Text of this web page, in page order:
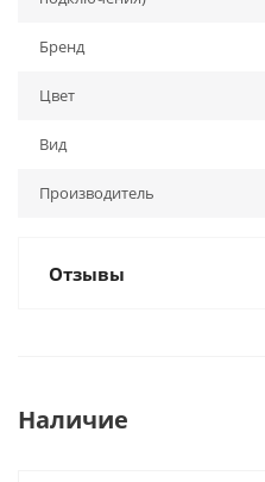
Бренд
Цвет
Вид
Производитель
Отзывы
Наличие